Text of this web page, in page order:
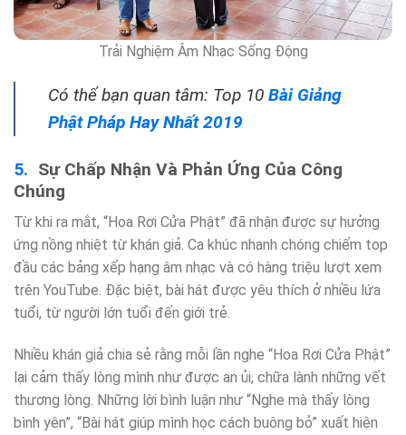
Trải Nghiệm Âm Nhạc Sống Động
Có thể bạn quan tâm: Top 10 Bài Giảng
Phật Pháp Hay Nhất 2019
Sự Chấp Nhận Và Phản Ứng Của Công
Chúng
Từ khi ra mắt, “Hoa Rơi Cửa Phật” đã nhận được sự hưởng
ứng nồng nhiệt từ khán giả. Ca khúc nhanh chóng chiếm top
đầu các bảng xếp hạng âm nhạc và có hàng triệu lượt xem
trên YouTube. Đặc biệt, bài hát được yêu thích ở nhiều lứa
tuổi, từ người lớn tuổi đến giới trẻ.
Nhiều khán giả chia sẻ rằng mỗi lần nghe “Hoa Rơi Cửa Phật”
lại cảm thấy lòng mình như được an ủi, chữa lành những vết
thương lòng. Những lời bình luận như “Nghe mà thấy lòng
bình yên”, “Bài hát giúp mình học cách buông bỏ” xuất hiện